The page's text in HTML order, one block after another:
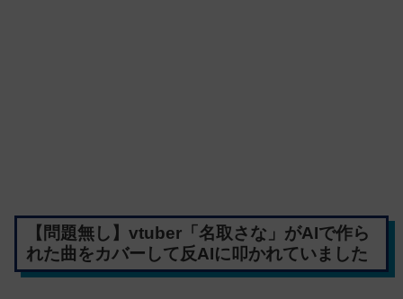
【問題無し】vtuber「名取さな」がAIで作ら
れた曲をカバーして反AIに叩かれていました